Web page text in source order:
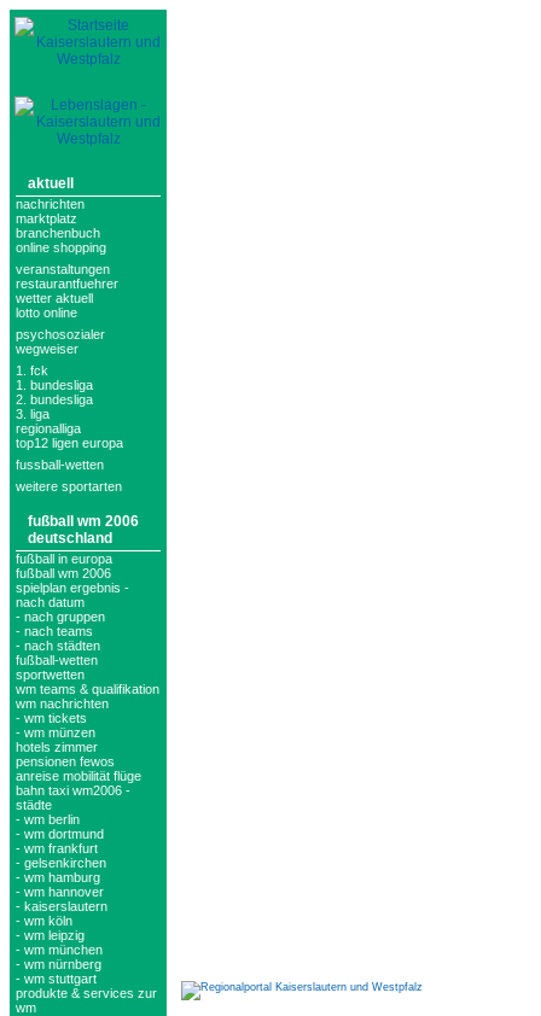
aktuell
nachrichten
marktplatz
branchenbuch
online shopping
veranstaltungen
restaurantfuehrer
wetter aktuell
lotto online
psychosozialer
wegweiser
1. fck
1. bundesliga
2. bundesliga
3. liga
regionalliga
top12 ligen europa
fussball-wetten
weitere sportarten
fußball wm 2006
deutschland
fußball in europa
fußball wm 2006
spielplan ergebnis -
nach datum
- nach gruppen
- nach teams
- nach städten
fußball-wetten
sportwetten
wm teams & qualifikation
wm nachrichten
- wm tickets
- wm münzen
hotels zimmer
pensionen fewos
anreise mobilität flüge
bahn taxi wm2006 -
städte
- wm berlin
- wm dortmund
- wm frankfurt
- gelsenkirchen
- wm hamburg
- wm hannover
- kaiserslautern
- wm köln
- wm leipzig
- wm münchen
- wm nürnberg
- wm stuttgart
produkte & services zur
wm